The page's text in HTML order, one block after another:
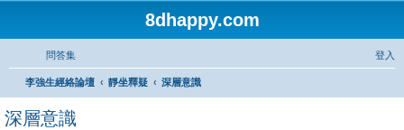
8dhappy.com
問答集 登入
李強生經絡論壇 靜坐釋疑 深層意識
深層意識